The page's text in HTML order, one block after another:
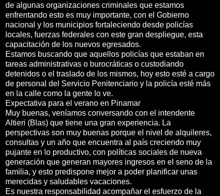
de algunas organizaciones criminales que estamos
enfrentando esto es muy importante, con el Gobierno
nacional y los municipios fortaleciendo desde policías
locales, fuerzas federales con este gran despliegue, esta
capacitación de los nuevos egresados.
Estamos buscando que aquellos policías que estaban en
tareas administrativas o burocráticas o custodiando
detenidos o el traslado de los mismos, hoy esto esté a cargo
de personal del Servicio Penitenciario y la policía esté más
en la calle como la gente lo ve.
Expectativa para el verano en Pinamar
Muy buenas, veníamos conversando con el intendente
Altieri (Blas) que tiene una gran experiencia. La
perspectivas son muy buenas porque el nivel de alquileres,
consultas y un año que encuentra al país creciendo muy
pujante en lo productivo, con políticas sociales de nueva
generación que generan mayores ingresos en el seno de la
familia, y esto predispone mejor a poder planificar unas
merecidas y saludables vacaciones.
Es nuestra responsabilidad acompañar el esfuerzo de la